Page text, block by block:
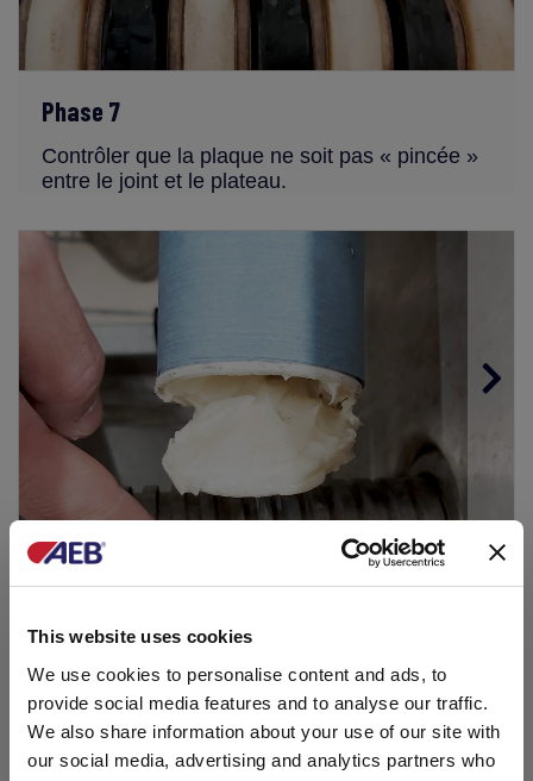
This website uses cookies
We use cookies to personalise content and ads, to
provide social media features and to analyse our traffic.
We also share information about your use of our site with
our social media, advertising and analytics partners who
Phase 7
Contrôler que la plaque ne soit pas « pincée »
entre le joint et le plateau.
Phase 8
périodiquement).